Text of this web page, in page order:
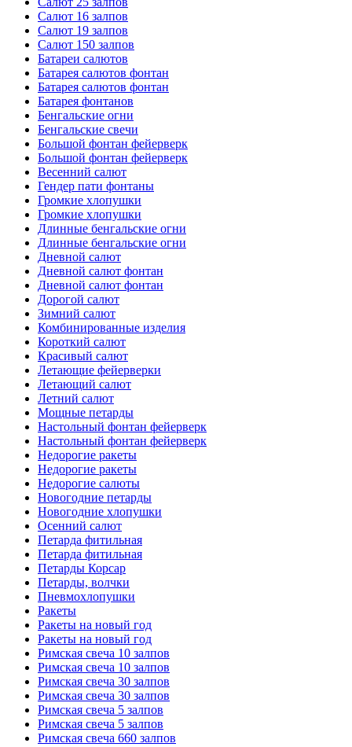
Салют 16 залпов
Салют 19 залпов
Салют 150 залпов
Батареи салютов
Батарея салютов фонтан
Батарея салютов фонтан
Батарея фонтанов
Бенгальские огни
Бенгальские свечи
Большой фонтан фейерверк
Большой фонтан фейерверк
Весенний салют
Гендер пати фонтаны
Громкие хлопушки
Громкие хлопушки
Длинные бенгальские огни
Длинные бенгальские огни
Дневной салют
Дневной салют фонтан
Дневной салют фонтан
Дорогой салют
Зимний салют
Комбинированные изделия
Короткий салют
Красивый салют
Летающие фейерверки
Летающий салют
Летний салют
Мощные петарды
Настольный фонтан фейерверк
Настольный фонтан фейерверк
Недорогие ракеты
Недорогие ракеты
Недорогие салюты
Новогодние петарды
Новогодние хлопушки
Осенний салют
Петарда фитильная
Петарда фитильная
Петарды Корсар
Петарды, волчки
Пневмохлопушки
Ракеты
Ракеты на новый год
Ракеты на новый год
Римская свеча 10 залпов
Римская свеча 10 залпов
Римская свеча 30 залпов
Римская свеча 30 залпов
Римская свеча 5 залпов
Римская свеча 5 залпов
Римская свеча 660 залпов